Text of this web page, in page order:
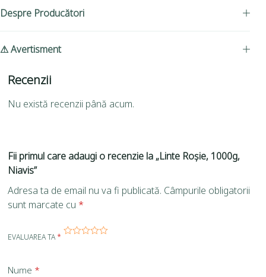
Despre Producători
⚠ Avertisment
Recenzii
Nu există recenzii până acum.
Fii primul care adaugi o recenzie la „Linte Roșie, 1000g,
Niavis”
Adresa ta de email nu va fi publicată. Câmpurile obligatorii
sunt marcate cu *
EVALUAREA TA*
Nume *